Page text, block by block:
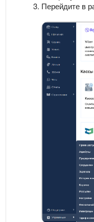
Юридические вопросы
Перейдите в